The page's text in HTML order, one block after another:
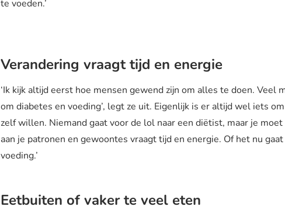
te voeden.’
Verandering vraagt tijd en energie
‘Ik kijk altijd eerst hoe mensen gewend zijn om alles te doen. Veel
om diabetes en voeding’, legt ze uit. Eigenlijk is er altijd wel iets
zelf willen. Niemand gaat voor de lol naar een diëtist, maar je
aan je patronen en gewoontes vraagt tijd en energie. Of het nu
voeding.’
Eetbuiten of vaker te veel eten